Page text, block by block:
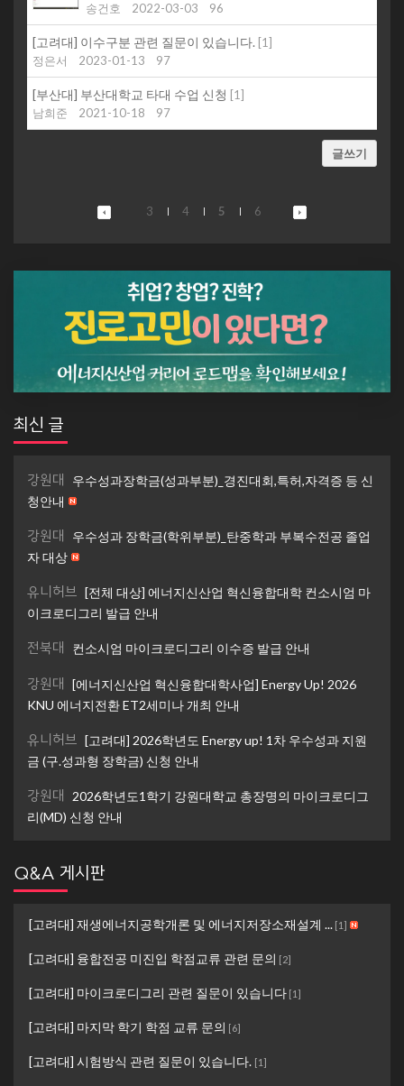
송건호
2022-03-03 96
[고려대] 이수구분 관련 질문이 있습니다. [1]
정은서
2023-01-13 97
[부산대] 부산대학교 타대 수업 신청 [1]
남희준
2021-10-18 97
글쓰기
3 4 5 6
최신 글
강원대
우수성과장학금(성과부분)_경진대회,특허,자격증 등 신
청안내
강원대
우수성과 장학금(학위부분)_탄중학과 부복수전공 졸업
자 대상
유니허브 [전체 대상] 에너지신산업 혁신융합대학 컨소시엄 마
이크로디그리 발급 안내
전북대 컨소시엄 마이크로디그리 이수증 발급 안내
강원대 [에너지신산업 혁신융합대학사업] Energy Up! 2026
KNU 에너지전환 ET2세미나 개최 안내
유니허브 [고려대] 2026학년도 Energy up! 1차 우수성과 지원
금 (구.성과형 장학금) 신청 안내
강원대
2026학년도1학기 강원대학교 총장명의 마이크로디그
리(MD) 신청 안내
Q&A 게시판
[고려대] 재생에너지공학개론 및 에너지저장소재설계 ... [1]
[고려대] 융합전공 미진입 학점교류 관련 문의 [2]
[고려대] 마이크로디그리 관련 질문이 있습니다 [1]
[고려대] 마지막 학기 학점 교류 문의 [6]
[고려대] 시험방식 관련 질문이 있습니다. [1]